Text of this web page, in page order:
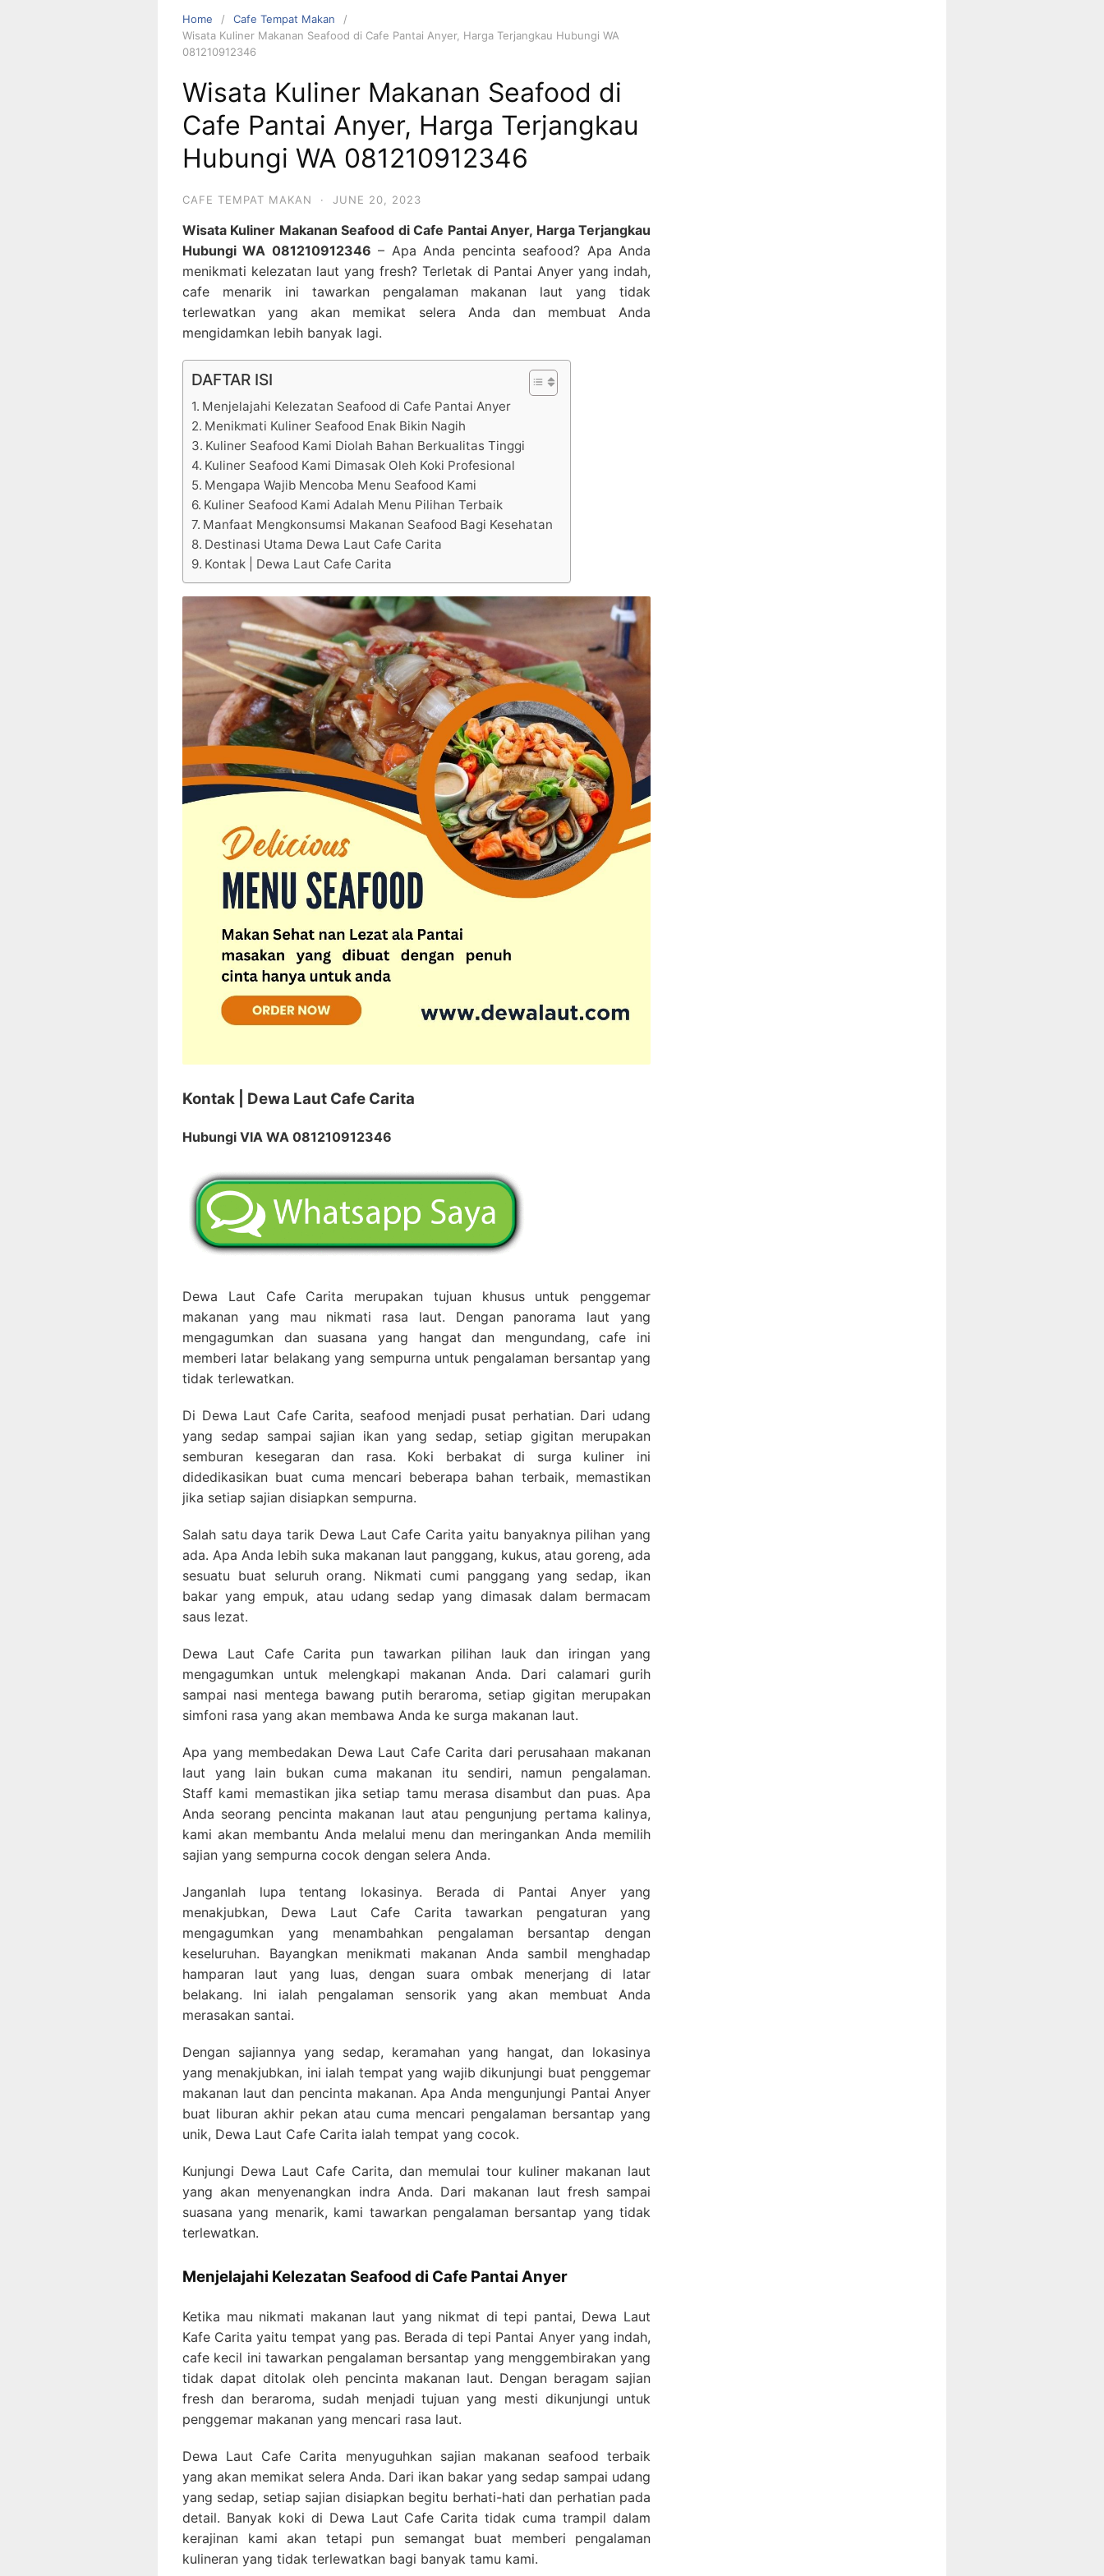
Home
Cafe Tempat Makan
Wisata Kuliner Makanan Seafood di Cafe Pantai Anyer, Harga Terjangkau Hubungi WA
081210912346
Wisata Kuliner Makanan Seafood di
Cafe Pantai Anyer, Harga Terjangkau
Hubungi WA 081210912346
CAFE TEMPAT MAKAN · JUNE 20, 2023
Wisata Kuliner Makanan Seafood di Cafe Pantai Anyer, Harga Terjangkau
Hubungi WA 081210912346 – Apa Anda pencinta seafood? Apa Anda
menikmati kelezatan laut yang fresh? Terletak di Pantai Anyer yang indah,
cafe menarik ini tawarkan pengalaman makanan laut yang tidak
terlewatkan yang akan memikat selera Anda dan membuat Anda
mengidamkan lebih banyak lagi.
DAFTAR ISI
Menjelajahi Kelezatan Seafood di Cafe Pantai Anyer
Menikmati Kuliner Seafood Enak Bikin Nagih
Kuliner Seafood Kami Diolah Bahan Berkualitas Tinggi
Kuliner Seafood Kami Dimasak Oleh Koki Profesional
Mengapa Wajib Mencoba Menu Seafood Kami
Kuliner Seafood Kami Adalah Menu Pilihan Terbaik
Manfaat Mengkonsumsi Makanan Seafood Bagi Kesehatan
Destinasi Utama Dewa Laut Cafe Carita
Kontak | Dewa Laut Cafe Carita
Kontak | Dewa Laut Cafe Carita
Hubungi VIA WA 081210912346
Dewa Laut Cafe Carita merupakan tujuan khusus untuk penggemar
makanan yang mau nikmati rasa laut. Dengan panorama laut yang
mengagumkan dan suasana yang hangat dan mengundang, cafe ini
memberi latar belakang yang sempurna untuk pengalaman bersantap yang
tidak terlewatkan.
Di Dewa Laut Cafe Carita, seafood menjadi pusat perhatian. Dari udang
yang sedap sampai sajian ikan yang sedap, setiap gigitan merupakan
semburan kesegaran dan rasa. Koki berbakat di surga kuliner ini
didedikasikan buat cuma mencari beberapa bahan terbaik, memastikan
jika setiap sajian disiapkan sempurna.
Salah satu daya tarik Dewa Laut Cafe Carita yaitu banyaknya pilihan yang
ada. Apa Anda lebih suka makanan laut panggang, kukus, atau goreng, ada
sesuatu buat seluruh orang. Nikmati cumi panggang yang sedap, ikan
bakar yang empuk, atau udang sedap yang dimasak dalam bermacam
saus lezat.
Dewa Laut Cafe Carita pun tawarkan pilihan lauk dan iringan yang
mengagumkan untuk melengkapi makanan Anda. Dari calamari gurih
sampai nasi mentega bawang putih beraroma, setiap gigitan merupakan
simfoni rasa yang akan membawa Anda ke surga makanan laut.
Apa yang membedakan Dewa Laut Cafe Carita dari perusahaan makanan
laut yang lain bukan cuma makanan itu sendiri, namun pengalaman.
Staff kami memastikan jika setiap tamu merasa disambut dan puas. Apa
Anda seorang pencinta makanan laut atau pengunjung pertama kalinya,
kami akan membantu Anda melalui menu dan meringankan Anda memilih
sajian yang sempurna cocok dengan selera Anda.
Janganlah lupa tentang lokasinya. Berada di Pantai Anyer yang
menakjubkan, Dewa Laut Cafe Carita tawarkan pengaturan yang
mengagumkan yang menambahkan pengalaman bersantap dengan
keseluruhan. Bayangkan menikmati makanan Anda sambil menghadap
hamparan laut yang luas, dengan suara ombak menerjang di latar
belakang. Ini ialah pengalaman sensorik yang akan membuat Anda
merasakan santai.
Dengan sajiannya yang sedap, keramahan yang hangat, dan lokasinya
yang menakjubkan, ini ialah tempat yang wajib dikunjungi buat penggemar
makanan laut dan pencinta makanan. Apa Anda mengunjungi Pantai Anyer
buat liburan akhir pekan atau cuma mencari pengalaman bersantap yang
unik, Dewa Laut Cafe Carita ialah tempat yang cocok.
Kunjungi Dewa Laut Cafe Carita, dan memulai tour kuliner makanan laut
yang akan menyenangkan indra Anda. Dari makanan laut fresh sampai
suasana yang menarik, kami tawarkan pengalaman bersantap yang tidak
terlewatkan.
Menjelajahi Kelezatan Seafood di Cafe Pantai Anyer
Ketika mau nikmati makanan laut yang nikmat di tepi pantai, Dewa Laut
Kafe Carita yaitu tempat yang pas. Berada di tepi Pantai Anyer yang indah,
cafe kecil ini tawarkan pengalaman bersantap yang menggembirakan yang
tidak dapat ditolak oleh pencinta makanan laut. Dengan beragam sajian
fresh dan beraroma, sudah menjadi tujuan yang mesti dikunjungi untuk
penggemar makanan yang mencari rasa laut.
Dewa Laut Cafe Carita menyuguhkan sajian makanan seafood terbaik
yang akan memikat selera Anda. Dari ikan bakar yang sedap sampai udang
yang sedap, setiap sajian disiapkan begitu berhati-hati dan perhatian pada
detail. Banyak koki di Dewa Laut Cafe Carita tidak cuma trampil dalam
kerajinan kami akan tetapi pun semangat buat memberi pengalaman
kulineran yang tidak terlewatkan bagi banyak tamu kami.